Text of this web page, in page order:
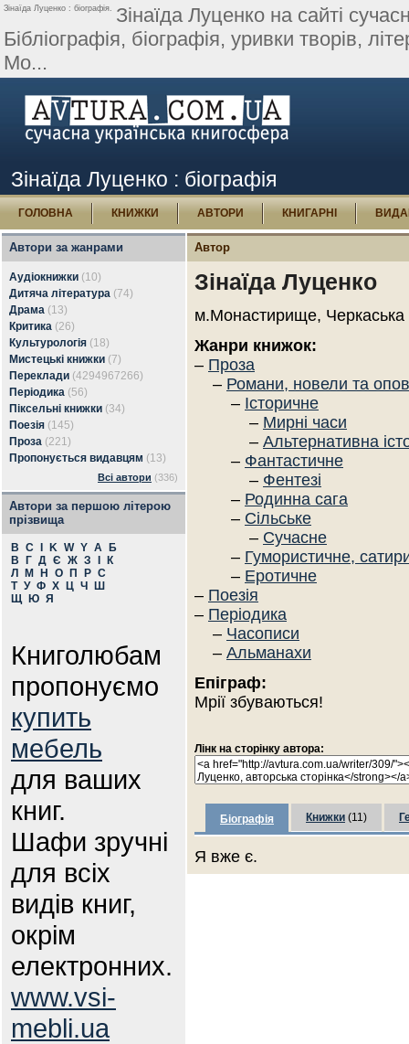
Зінаїда Луценко : біографія. Зінаїда Луценко на сайті
Бібліографія, біографія, уривки творів,
Мо...
Зінаїда Луценко : біографія
ГОЛОВНА КНИЖКИ АВТОРИ КНИГАРНІ
Автори за жанрами
Аудіокнижки (10)
Дитяча література (74)
Драма (13)
Критика (26)
Культурологія (18)
Мистецькі книжки (7)
Переклади (4294967266)
Періодика (56)
Піксельні книжки (34)
Поезія (145)
Проза (221)
Пропонується видавцям (13)
Всі автори (336)
Автори за першою літерою
прізвища
B C K W Y А
Б
В
Г Д Є Ж З
К
Л
М Н О П Р С
Т У Ф Х Ц Ч
Ш
Щ
Ю Я
Книголюбам
пропонуємо
купить
мебель
для ваших
книг.
Шафи зручні
для всіх
видів книг,
окрім
електронних.
www.vsi-
mebli.ua
Автор
Зінаїда Луценко
м.Монастирище, Черкаська
Жанри книжок:
– Проза
– Романи, новели та
– Історичне
– Мирні часи
– Альтернативна
– Фантастичне
– Фентезі
– Родинна сага
– Сільське
– Сучасне
– Гумористичне,
– Еротичне
– Поезія
– Періодика
– Часописи
– Альманахи
Епіграф:
Мрії збуваються!
Лінк на сторінку автора:
Біографія Книжки (11)
Я вже є.